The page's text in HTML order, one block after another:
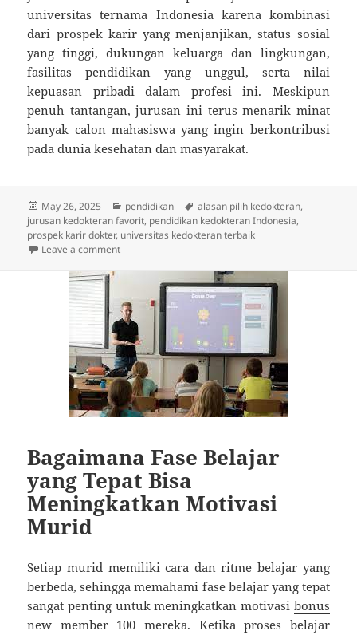
universitas ternama Indonesia karena kombinasi
dari prospek karir yang menjanjikan, status sosial
yang tinggi, dukungan keluarga dan lingkungan,
fasilitas pendidikan yang unggul, serta nilai
kepuasan pribadi dalam profesi ini. Meskipun
penuh tantangan, jurusan ini terus menarik minat
banyak calon mahasiswa yang ingin berkontribusi
pada dunia kesehatan dan masyarakat.
Posted
on
May 26, 2025 Categories
pendidikan Tags
alasan pilih kedokteran,
jurusan kedokteran favorit, pendidikan kedokteran Indonesia,
prospek karir dokter, universitas kedokteran terbaik
Leave a commenton Mengapa Kedokteran Jadi Jurusan Favorit di
Bagaimana Fase Belajar
yang Tepat Bisa
Meningkatkan Motivasi
Murid
Setiap murid memiliki cara dan ritme belajar yang
berbeda, sehingga memahami fase belajar yang tepat
sangat penting untuk meningkatkan motivasi bonus
new member 100 mereka. Ketika proses belajar